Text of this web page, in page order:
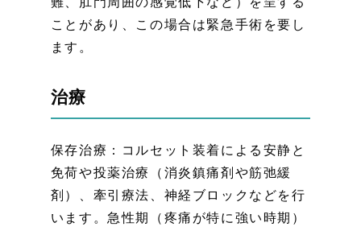
ことがあり、この場合は緊急手術を要し
ます。
治療
保存治療：コルセット装着による安静と
免荷や投薬治療（消炎鎮痛剤や筋弛緩
剤）、牽引療法、神経ブロックなどを行
います。急性期（疼痛が特に強い時期）